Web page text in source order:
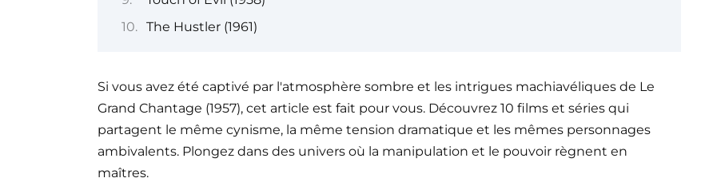
The Hustler (1961)
Si vous avez été captivé par l'atmosphère sombre et les intrigues machiavéliques de Le
Grand Chantage (1957), cet article est fait pour vous. Découvrez 10 films et séries qui
partagent le même cynisme, la même tension dramatique et les mêmes personnages
ambivalents. Plongez dans des univers où la manipulation et le pouvoir règnent en
maîtres.